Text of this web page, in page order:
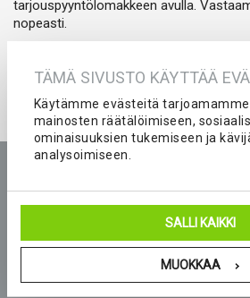
TÄMÄ SIVUSTO KÄYTTÄÄ
Käytämme evästeitä
mainosten räätälöimiseen,
ominaisuuksien tukemiseen ja
analysoimiseen.
SALLI KAIKKI
MUOKKAA
tarjouspyyntölomakkeen avulla.
nopeasti.
Tarjouspyyntö
Peliasut ja
Blogi
© 2026 Scancap Finland Oy.